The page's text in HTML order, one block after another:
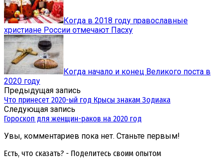
Когда в 2018 году православные
христиане России отмечают Пасху
Когда начало и конец Великого поста в
2020 году
Предыдущая запись
Что принесет 2020-ый год Крысы знакам Зодиака
Следующая запись
Гороскоп для женщин-раков на 2020 год
Увы, комментариев пока нет. Станьте первым!
Есть, что сказать? - Поделитесь своим опытом